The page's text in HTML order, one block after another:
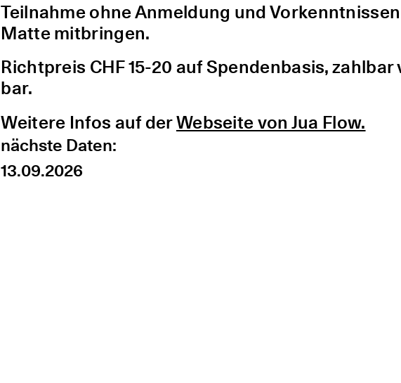
Teilnahme ohne Anmeldung und
Matte mitbringen.
Richtpreis CHF 15-20 auf Spendenbasis,
bar.
Weitere Infos auf derWebseite von Jua Flow.
nächste Daten:
13.09.2026